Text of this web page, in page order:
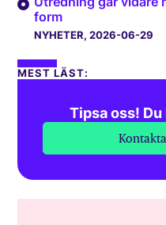
form
NYHETER, 2026-06-29
MEST LÄST:
Tipsa oss!